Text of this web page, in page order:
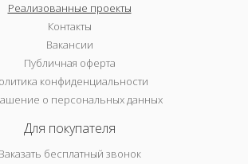
Реализованные проекты
Контакты
Вакансии
Публичная оферта
конфиденциальности
о персональных данных
Для покупателя
Заказать бесплатный звонок